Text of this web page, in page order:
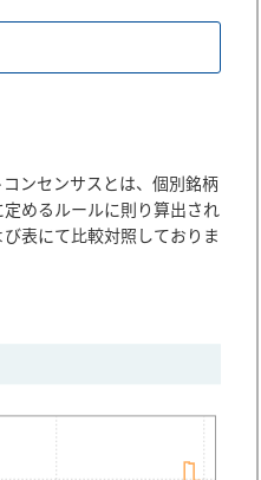
ンセンサスとは、個別銘柄
めるルールに則り算出され
表にて比較対照しておりま